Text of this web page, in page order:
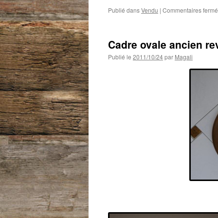
Publié dansVendu | Commentaires
Cadre ovale ancien
Publié le 2011/10/24par Magali